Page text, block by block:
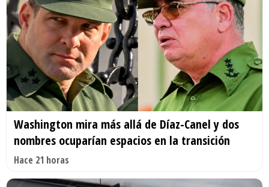
Washington mira más allá de Díaz-Canel y dos
nombres ocuparían espacios en la transición
Hace 21 horas